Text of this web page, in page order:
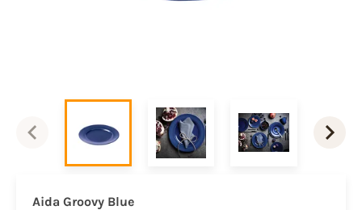
Aida Groovy Blue